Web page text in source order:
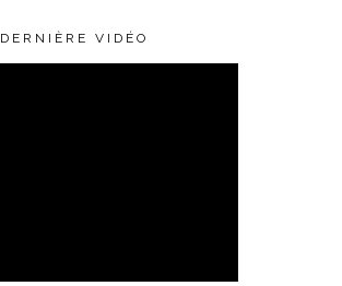
DERNIÈRE VIDÉO